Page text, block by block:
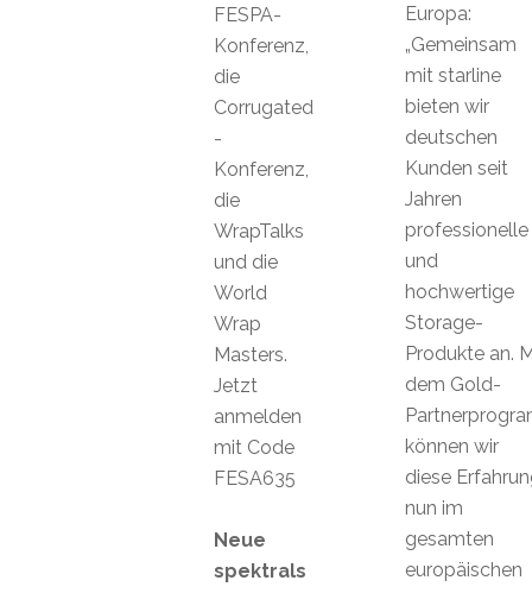
Europa:
„Gemeinsam
mit starline
bieten wir
deutschen
Kunden seit
Jahren
professionelle
und
hochwertige
Storage-
Produkte an.
dem Gold-
können wir
diese
nun im
gesamten
europäischen
FESPA-
Konferenz,
die
Corrugated
-
Konferenz,
die
WrapTalks
und die
World
Wrap
Masters.
Jetzt
anmelden
mit Code
FESA635
Neue
spektrals